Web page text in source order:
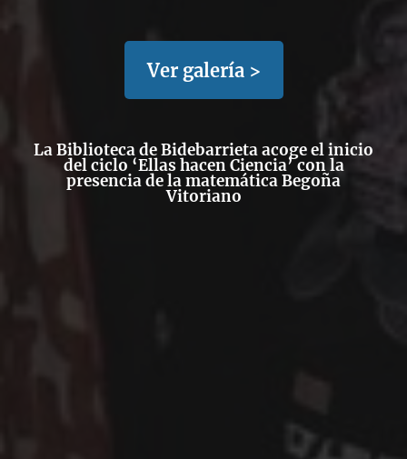
Ver galería >
La Biblioteca de Bidebarrieta acoge el inicio
del ciclo ‘Ellas hacen Ciencia’ con la
presencia de la matemática Begoña
Vitoriano